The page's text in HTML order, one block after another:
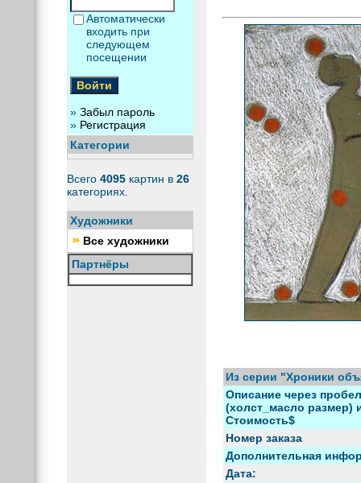
Автоматически
входить при
следующем
посещении
» Забыл пароль
» Регистрация
Категории
Всего 4095 картин в 26
категориях.
Художники
Все художники
Партнёры
Из серии "Хроники
Описание через
(холст_масло размер)
Стоимость$
Номер заказа
Дополнительная
Дата: